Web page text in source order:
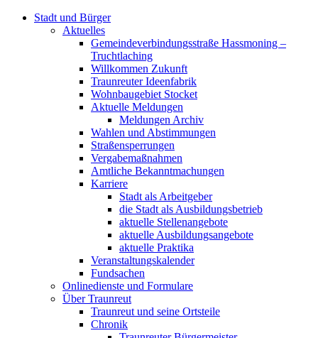
Stadt und Bürger
Aktuelles
Gemeindeverbindungsstraße Hassmoning –
Truchtlaching
Willkommen Zukunft
Traunreuter Ideenfabrik
Wohnbaugebiet Stocket
Aktuelle Meldungen
Meldungen Archiv
Wahlen und Abstimmungen
Straßensperrungen
Vergabemaßnahmen
Amtliche Bekanntmachungen
Karriere
Stadt als Arbeitgeber
die Stadt als Ausbildungsbetrieb
aktuelle Stellenangebote
aktuelle Ausbildungsangebote
aktuelle Praktika
Veranstaltungskalender
Fundsachen
Onlinedienste und Formulare
Über Traunreut
Traunreut und seine Ortsteile
Chronik